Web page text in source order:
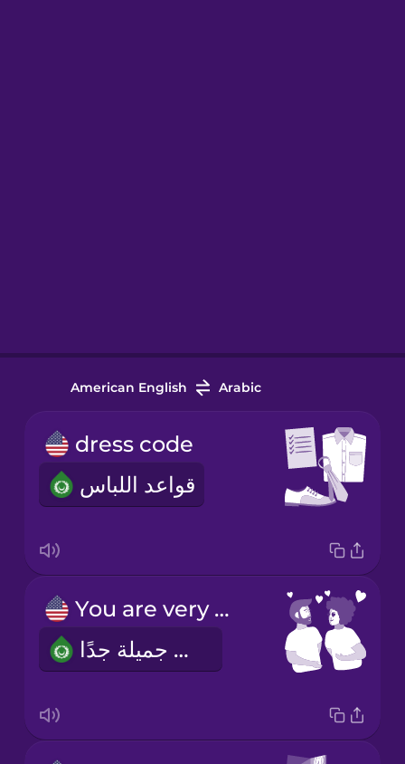
American English Arabic
dress code
قواعد اللباس
You are very pretty!
أنت جميلة جدًا!